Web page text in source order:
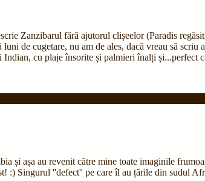
Zanzibarul fără ajutorul clișeelor (Paradis
de cugetare, nu am de ales, dacă vreau să
cu plaje însorite și palmieri înalți și...perfect
și așa au revenit către mine toate imaginile
:) Singurul ''defect'' pe care îl au țările din sudul